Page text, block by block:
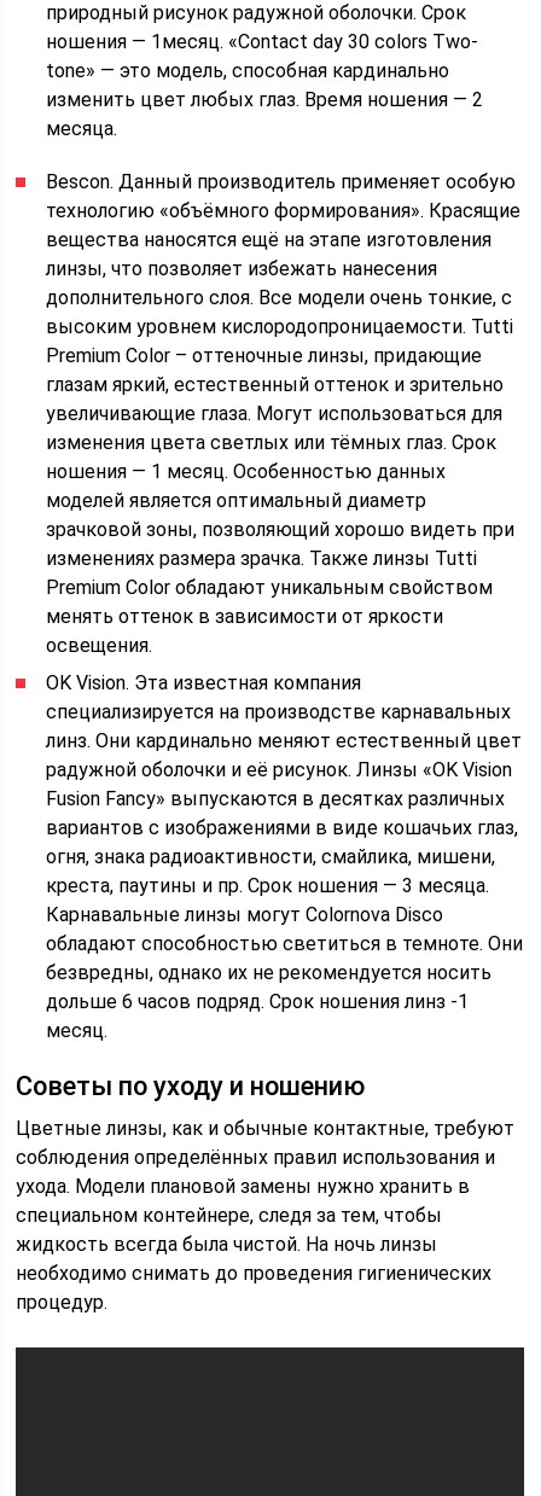
природный рисунок радужной оболочки. Срок
ношения — 1месяц. «Contact day 30 colors Two-
tone» — это модель, способная кардинально
изменить цвет любых глаз. Время ношения — 2
месяца.
Bescon. Данный производитель применяет особую
технологию «объёмного формирования». Красящие
вещества наносятся ещё на этапе изготовления
линзы, что позволяет избежать нанесения
дополнительного слоя. Все модели очень тонкие, с
высоким уровнем кислородопроницаемости. Tutti
Premium Color – оттеночные линзы, придающие
глазам яркий, естественный оттенок и зрительно
увеличивающие глаза. Могут использоваться для
изменения цвета светлых или тёмных глаз. Срок
ношения — 1 месяц. Особенностью данных
моделей является оптимальный диаметр
зрачковой зоны, позволяющий хорошо видеть при
изменениях размера зрачка. Также линзы Tutti
Premium Color обладают уникальным свойством
менять оттенок в зависимости от яркости
освещения.
OK Vision. Эта известная компания
специализируется на производстве карнавальных
линз. Они кардинально меняют естественный цвет
радужной оболочки и её рисунок. Линзы «OK Vision
Fusion Fancy» выпускаются в десятках различных
вариантов с изображениями в виде кошачьих глаз,
огня, знака радиоактивности, смайлика, мишени,
креста, паутины и пр. Срок ношения — 3 месяца.
Карнавальные линзы могут Colornova Disco
обладают способностью светиться в темноте. Они
безвредны, однако их не рекомендуется носить
дольше 6 часов подряд. Срок ношения линз -1
месяц.
Советы по уходу и ношению
Цветные линзы, как и обычные контактные, требуют
соблюдения определённых правил использования и
ухода. Модели плановой замены нужно хранить в
специальном контейнере, следя за тем, чтобы
жидкость всегда была чистой. На ночь линзы
необходимо снимать до проведения гигиенических
процедур.